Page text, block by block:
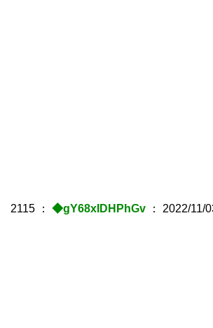
（￣￣ヽ ｒ ､
￣.i | i ＼∪∪ ,.
i i_ﾉ .ﾉ＼.
＼_／f∪ゝ､
∩⊂￣⊃∪
i |.⊂| .|⊃ ////////////////
∪ .」└--､
ｆ´ ⊂⊃ ｲ┐
ゝ---‐⊂ ⊃O
2115 ： ◆gY68xIDHPhGv ： 2022/11/
ヽ._人_
ﾄ､_人从_）
く ┌人┐ ! -=ニ
） 身寸 ｌ´ ﾞ|